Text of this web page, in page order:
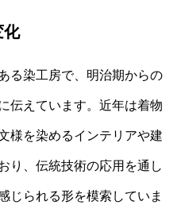
化
る染工房で、明治期からの
伝えています。近年は着物
様を染めるインテリアや建
り、伝統技術の応用を通し
じられる形を模索していま